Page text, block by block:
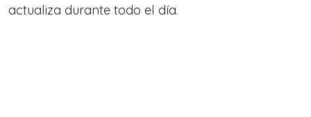
actualiza durante todo el día.